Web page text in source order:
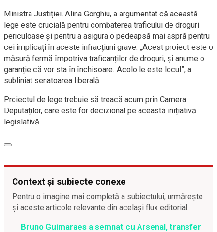
Ministra Justiției, Alina Gorghiu, a argumentat că această
lege este crucială pentru combaterea traficului de droguri
periculoase și pentru a asigura o pedeapsă mai aspră pentru
cei implicați în aceste infracțiuni grave. „Acest proiect este o
măsură fermă împotriva traficanților de droguri, și anume o
garanție că vor sta în închisoare. Acolo le este locul”, a
subliniat senatoarea liberală.
Proiectul de lege trebuie să treacă acum prin Camera
Deputaților, care este for decizional pe această inițiativă
legislativă.
Context și subiecte conexe
Pentru o imagine mai completă a subiectului, urmărește
și aceste articole relevante din același flux editorial.
Bruno Guimaraes a semnat cu Arsenal, transfer